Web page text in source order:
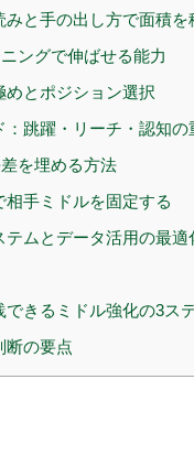
みと手の出し方で面積を
ングで伸ばせる能力
めとポジション選択
：跳躍・リーチ・認知の
を埋める方法
相手ミドルを固定する
テムとデータ活用の最適
できるミドル強化の3ス
断の要点